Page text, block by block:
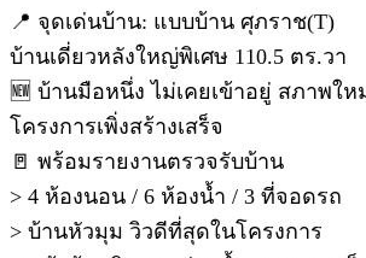
📍 จุดเด่นบ้าน: แบบบ้าน ศุภราช(T)
บ้านเดี่ยวหลังใหญ่พิเศษ 110.5 ตร.วา
🆕 บ้านมือหนึ่ง ไม่เคยเข้าอยู่ สภาพให
โครงการเพิ่งสร้างเสร็จ
🚪 พร้อมรายงานตรวจรับบ้าน
> 4 ห้องนอน / 6 ห้องน้ำ / 3 ที่จอดรถ
> บ้านหัวมุม วิวดีที่สุดในโครงการ